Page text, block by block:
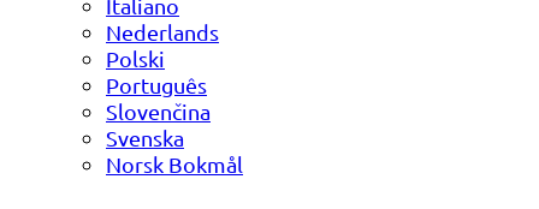
Italiano
Nederlands
Polski
Português
Slovenčina
Svenska
Norsk Bokmål